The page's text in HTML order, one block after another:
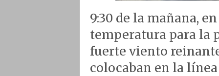
9:30 de la mañana,
temperatura para la
fuerte viento
colocaban en la